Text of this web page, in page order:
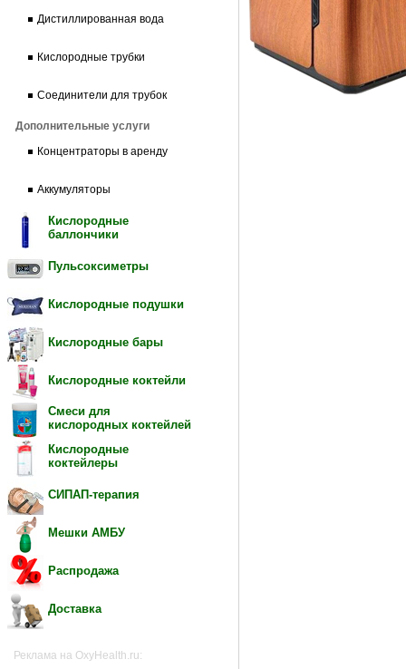
Дистиллированная вода
Кислородные трубки
Соединители для трубок
Дополнительные услуги
Концентраторы в аренду
Аккумуляторы
Кислородные
баллончики
Пульсоксиметры
Кислородные подушки
Кислородные бары
Кислородные коктейли
Смеси для
кислородных коктейлей
Кислородные
коктейлеры
СИПАП-терапия
Мешки АМБУ
Распродажа
Доставка
Реклама на OxyHealth.ru: